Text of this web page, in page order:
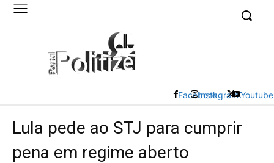
FacebookInstagramXYoutube
Lula pede ao STJ para cumprir
pena em regime aberto